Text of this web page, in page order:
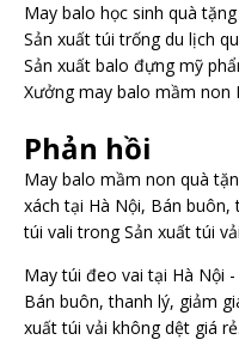
May balo học sinh quà tặng
Sản xuất túi trống du lịch
Sản xuất balo đựng mỹ
Xưởng may balo mầm non
Phản hồi
May balo mầm non quà
xách tại Hà Nội, Bán buôn,
túi vali trongSản xuất túi
May túi đeo vai tại Hà Nội
Bán buôn, thanh lý, giảm
xuất túi vải không dệt giá rẻ.